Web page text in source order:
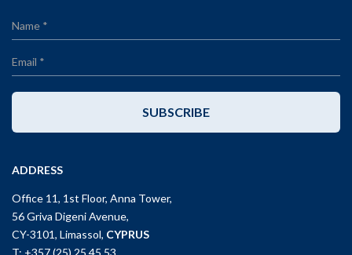
SUBSCRIBE
ADDRESS
Office 11, 1st Floor, Anna Tower,
56 Griva Digeni Avenue,
CY-3101, Limassol, CYPRUS
T: +357 (25) 25 45 53